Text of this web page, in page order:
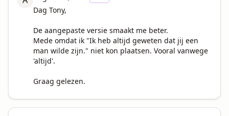
Dag Tony,
De aangepaste versie smaakt me beter.
Mede omdat ik "Ik heb altijd geweten dat jij een
man wilde zijn." niet kon plaatsen. Vooral vanwege
'altijd'.
Graag gelezen.